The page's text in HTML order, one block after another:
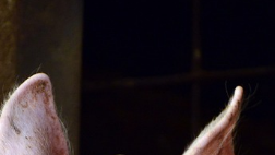
Transparantie in de
veehouderij